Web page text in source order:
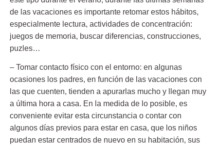
de las vacaciones es importante retomar estos hábitos,
especialmente lectura, actividades de concentración:
juegos de memoria, buscar diferencias, construcciones,
puzles…
– Tomar contacto físico con el entorno: en algunas
ocasiones los padres, en función de las vacaciones con
las que cuenten, tienden a apurarlas mucho y llegan muy
a última hora a casa. En la medida de lo posible, es
conveniente evitar esta circunstancia o contar con
algunos días previos para estar en casa, que los niños
puedan estar centrados de nuevo en su habitación, sus